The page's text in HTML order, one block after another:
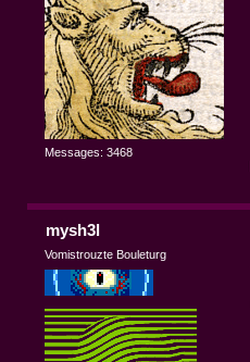
Messages: 3468
mysh3l
Vomistrouzte Bouleturg